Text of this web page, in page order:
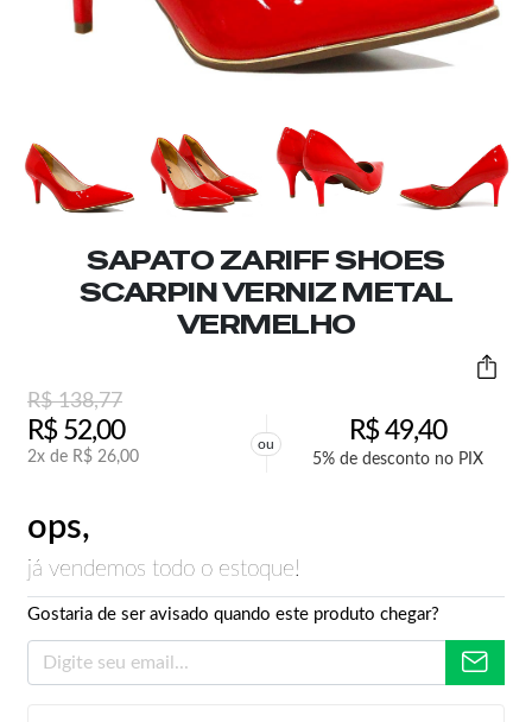
SAPATO ZARIFF SHOES
SCARPIN VERNIZ METAL
VERMELHO
R$138,77
R$52,00
2x de R$ 26,00
ou R$49,40
5% de desconto no PIX
ops,
já vendemos todo o estoque!
Gostaria de ser avisado quando este produto chegar?